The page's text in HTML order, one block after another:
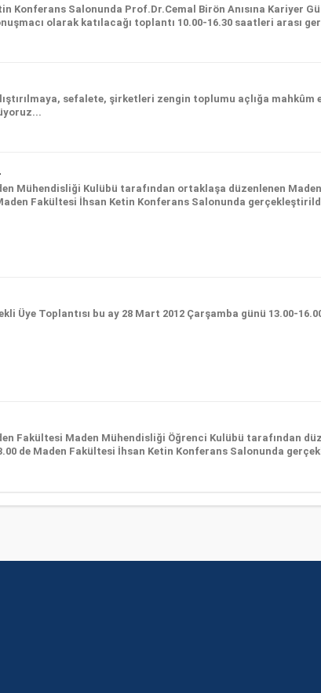
Konferans Salonunda Prof.Dr.Cemal Birön Anısına Kariyer
olarak katılacağı toplantı 10.00-16.30 saatleri arası
sefalete, şirketleri zengin toplumu açlığa
Mühendisliği Kulübü tarafından ortaklaşa düzenlenen
Fakültesi İhsan Ketin Konferans Salonunda
Üye Toplantısı bu ay 28 Mart 2012 Çarşamba günü 13.00-
Fakültesi Maden Mühendisliği Öğrenci Kulübü tarafından
de Maden Fakültesi İhsan Ketin Konferans Salonunda